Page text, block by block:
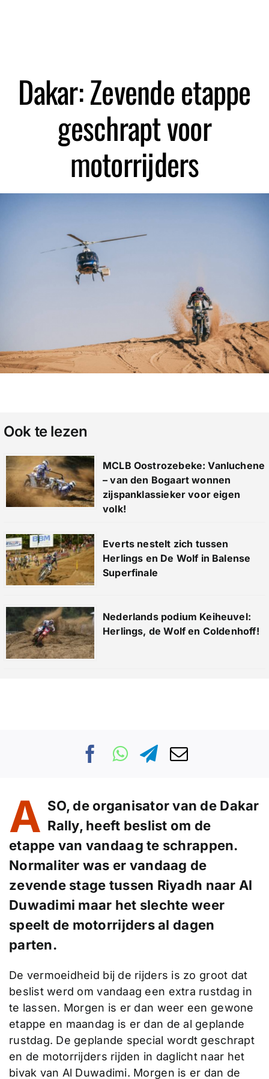
Dakar: Zevende etappe
geschrapt voor
motorrijders
Ook te lezen
MCLB Oostrozebeke: Vanluchene
– van den Bogaart wonnen
zijspanklassieker voor eigen
volk!
Everts nestelt zich tussen
Herlings en De Wolf in Balense
Superfinale
Nederlands podium Keiheuvel:
Herlings, de Wolf en Coldenhoff!
A SO, de organisator van de Dakar
Rally, heeft beslist om de
etappe van vandaag te schrappen.
Normaliter was er vandaag de
zevende stage tussen Riyadh naar Al
Duwadimi maar het slechte weer
speelt de motorrijders al dagen
parten.
De vermoeidheid bij de rijders is zo groot dat
beslist werd om vandaag een extra rustdag in
te lassen. Morgen is er dan weer een gewone
etappe en maandag is er dan de al geplande
rustdag. De geplande special wordt geschrapt
en de motorrijders rijden in daglicht naar het
bivak van Al Duwadimi. Morgen is er dan de